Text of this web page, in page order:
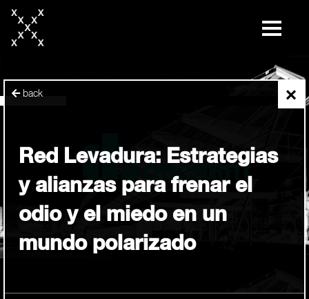
content
×
back
Red Levadura: Estrategias
y alianzas para frenar el
odio y el miedo en un
mundo polarizado